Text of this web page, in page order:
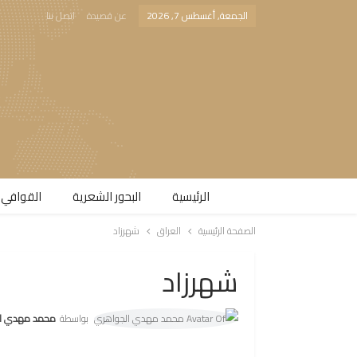
الجمعة, أغسطس 7, 2026 عن قصيدة اتصل بنا
الرئيسية البحور الشعرية​
الصفحة الرئيسية العراق شهرزاد
شهرزاد
بواسطة محمد مهدي